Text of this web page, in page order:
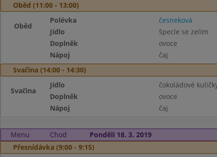
Oběd (11:00 - 13:00)
Oběd
Polévka
česneková
Jídlo
špecle se zelím
Doplněk
ovoce
Nápoj
čaj
Svačina (14:00 - 14:30)
Svačina
Jídlo
čokoládové
Doplněk
ovoce
Nápoj
čaj
Menu Chod
Pondělí 18. 3. 2019
Přesnídávka (9:00 - 9:15)